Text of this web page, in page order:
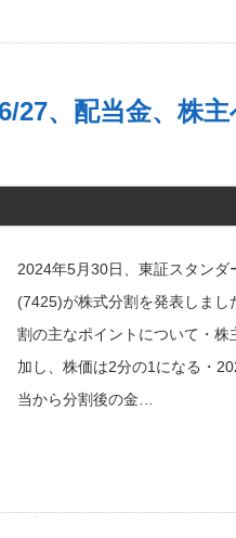
27、配当金、株
2024年5月30日、東証スタンダ
(7425)が株式分割を発表しまし
割の主なポイントについて・株
加し、株価は2分の1になる・
当から分割後の金…